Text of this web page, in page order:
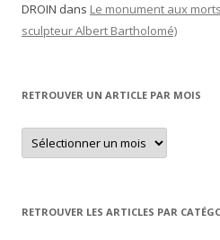
DROIN dans Le monument aux
sculpteur Albert Bartholomé)
RETROUVER UN ARTICLE PAR MOIS
Retrouver
un
article
RETROUVER LES ARTICLES PAR